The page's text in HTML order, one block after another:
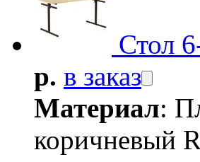
Стол
р. в заказ
Материал:
коричневый